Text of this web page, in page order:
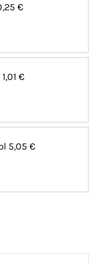
€
1,01 €
5,05 €